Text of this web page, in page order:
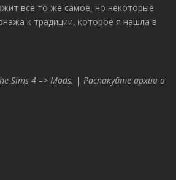
всё то же самое, но некоторые
к традиции, которое я нашла в
Sims 4 –> Mods. | Распакуйте архив в